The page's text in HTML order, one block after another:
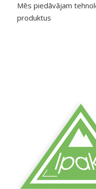
Mēs piedāvājam
produktus